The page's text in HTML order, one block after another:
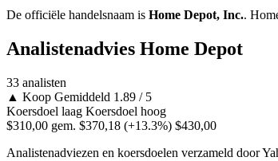
De officiële handelsnaam is Home Depot, Inc..
Analistenadvies Home Depot
33 analisten
▲ Koop Gemiddeld 1.89 / 5
Koersdoel laag Koersdoel hoog
$310,00 gem. $370,18 (+13.3%) $430,00
Analistenadviezen en koersdoelen verzameld door